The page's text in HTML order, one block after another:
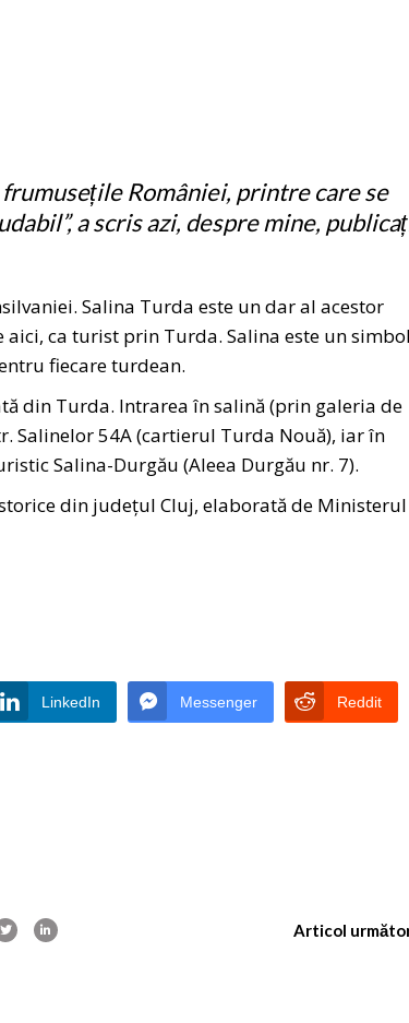
României, printre care se
a scris azi, despre mine,
Salina Turda este un dar al acestor
ca turist prin Turda. Salina este un
fiecare turdean.
din Turda. Intrarea în salină (prin galeria de
Salinelor 54A (cartierul Turda Nouă), iar în
Salina-Durgău (Aleea Durgău nr. 7).
din județul Cluj, elaborată de Ministerul
LinkedIn Messenger Reddit
Articol